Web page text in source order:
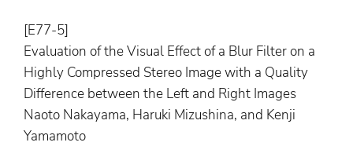
[E77-5]
Evaluation of the Visual Effect of a Blur Filter on a
Highly Compressed Stereo Image with a Quality
Difference between the Left and Right Images
Naoto Nakayama, Haruki Mizushina, and Kenji
Yamamoto